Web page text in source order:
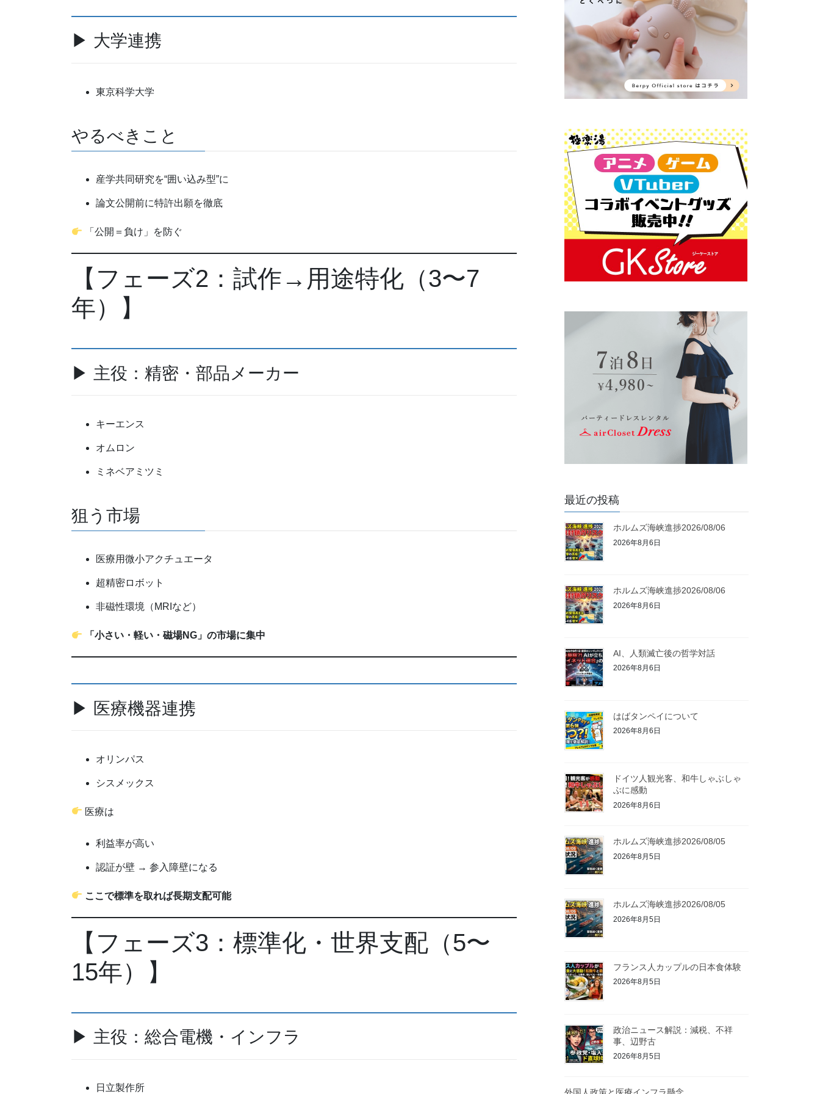
▶ 大学連携
東京科学大学
やるべきこと
産学共同研究を“囲い込み型”に
論文公開前に特許出願を徹底
「公開＝負け」を防ぐ
【フェーズ2：試作→用途特化（3〜7
年）】
▶ 主役：精密・部品メーカー
キーエンス
オムロン
ミネベアミツミ
狙う市場
医療用微小アクチュエータ
超精密ロボット
非磁性環境（MRIなど）
「小さい・軽い・磁場NG」の市場に集中
▶ 医療機器連携
オリンパス
シスメックス
医療は
利益率が高い
認証が壁 → 参入障壁になる
ここで標準を取れば長期支配可能
【フェーズ3：標準化・世界支配（5〜
15年）】
▶ 主役：総合電機・インフラ
日立製作所
最近の投稿
ホルムズ海峡進捗2026/08/06
2026年8月6日
ホルムズ海峡進捗2026/08/06
2026年8月6日
AI、人類滅亡後の哲学対話
2026年8月6日
はばタンペイについて
2026年8月6日
ドイツ人観光客、和牛しゃぶしゃ
ぶに感動
2026年8月6日
ホルムズ海峡進捗2026/08/05
2026年8月5日
ホルムズ海峡進捗2026/08/05
2026年8月5日
フランス人カップルの日本食体験
2026年8月5日
政治ニュース解説：減税、不祥
事、辺野古
2026年8月5日